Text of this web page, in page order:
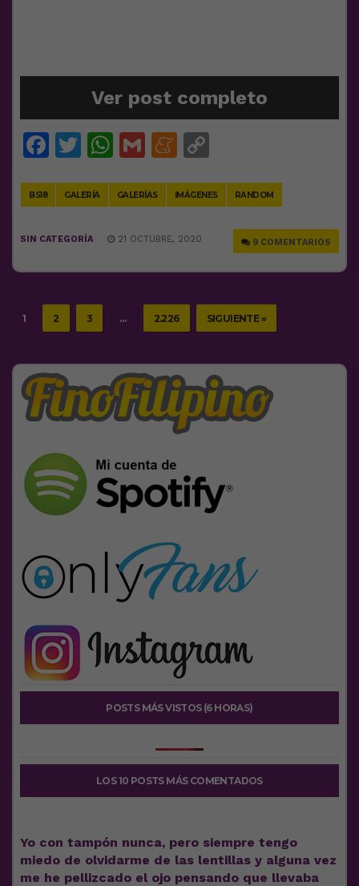
Ver post completo
Facebook
Twitter
WhatsApp
GmailMeneame
BS18 GALERÍA GALERÍAS IMÁGENES RANDOM
9 COMENTARIOS
SIN CATEGORÍA 21 OCTUBRE, 2020
1 2 3 … 2.226 SIGUIENTE »
POSTS MÁS VISTOS (6 HORAS)
LOS 10 POSTS MÁS COMENTADOS
Yo con tampón nunca, pero siempre tengo
miedo de olvidarme de las lentillas y alguna vez
me he pellizcado el ojo pensando que llevaba